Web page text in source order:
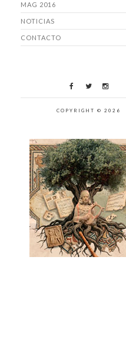
MAG 2016
NOTICIAS
CONTACTO
COPYRIGHT © 2026